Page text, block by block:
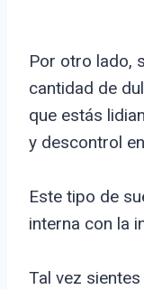
Por otro lado,
cantidad de
que estás
y descontrol
Este tipo de
interna con la
Tal vez